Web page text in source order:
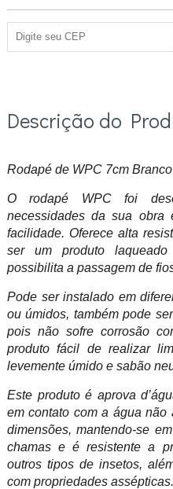
Descrição do
Rodapé de WPC 7cm
O rodapé WPC foi
necessidades da sua obra
facilidade. Oferece alta
ser um produto
possibilita a passagem de
Pode ser instalado em
ou úmidos, também pode
pois não sofre corrosão
produto fácil de realizar
levemente úmido e sabão
Este produto é aprova
em contato com a água não
dimensões, mantendo-se
chamas e é resistente a
outros tipos de insetos,
com propriedades assépticas.